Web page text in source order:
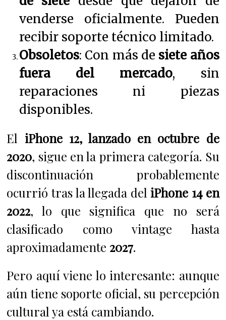
venderse oficialmente. Pueden
recibir soporte técnico limitado.
Obsoletos: Con más de siete años
fuera del mercado, sin
reparaciones ni piezas
disponibles.
El iPhone 12, lanzado en octubre de
2020, sigue en la primera categoría. Su
discontinuación probablemente
ocurrió tras la llegada deliPhone 14 en
2022, lo que significa que no será
clasificado como vintage hasta
aproximadamente 2027.
Pero aquí viene lo interesante: aunque
aún tiene soporte oficial, su percepción
cultural ya está cambiando.